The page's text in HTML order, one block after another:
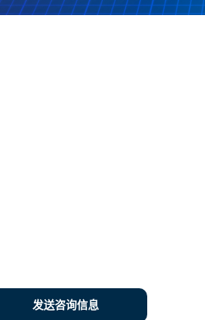
发送咨询信息